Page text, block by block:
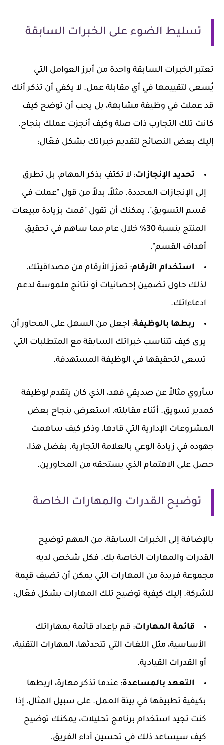
تسليط الضوء على الخبرات السابقة
تعتبر الخبرات السابقة واحدة من أبرز العوامل التي
يُسعى لتقييمها في أي مقابلة عمل. لا يكفي أن تذكر أنك
قد عملت في وظيفة مشابهة، بل يجب أن توضح كيف
كانت تلك التجارب ذات صلة وكيف أنجزت عملك بنجاح.
إليك بعض النصائح لتقديم خبراتك بشكل فعّال:
تحديد الإنجازات: لا تكتفِ بذكر المهام، بل تطرق
إلى الإنجازات المحددة. مثلاً، بدلاً من قول "عملت في
قسم التسويق"، يمكنك أن تقول "قمت بزيادة مبيعات
المنتج بنسبة 30% خلال عام مما ساهم في تحقيق
أهداف القسم".
استخدام الأرقام: تعزز الأرقام من مصداقيتك،
لذلك حاول تضمين إحصائيات أو نتائج ملموسة لدعم
ادعاءاتك.
ربطها بالوظيفة: اجعل من السهل على المحاور أن
يرى كيف تتناسب خبراتك السابقة مع المتطلبات التي
تسعى لتحقيقها في الوظيفة المستهدفة.
سأروي مثالاً عن صديقي فهد، الذي كان يتقدم لوظيفة
كمدير تسويق. أثناء مقابلته، استعرض بنجاح بعض
المشروعات الإدارية التي قادها، وذكر كيف ساهمت
جهوده في زيادة الوعي بالعلامة التجارية. بفضل هذا،
حصل على الاهتمام الذي يستحقه من المحاورين.
توضيح القدرات والمهارات الخاصة
بالإضافة إلى الخبرات السابقة، من المهم توضيح
القدرات والمهارات الخاصة بك. فكل شخص لديه
مجموعة فريدة من المهارات التي يمكن أن تضيف قيمة
للشركة. إليك كيفية توضيح تلك المهارات بشكل فعّال:
قائمة المهارات: قم بإعداد قائمة بمهاراتك
الأساسية، مثل اللغات التي تتحدثها، المهارات التقنية،
أو القدرات القيادية.
التعهد بالمساعدة: عندما تذكر مهارة، اربطها
بكيفية تطبيقها في بيئة العمل. على سبيل المثال، إذا
كنت تجيد استخدام برنامج تحليلات، يمكنك توضيح
كيف سيساعد ذلك في تحسين أداء الفريق.